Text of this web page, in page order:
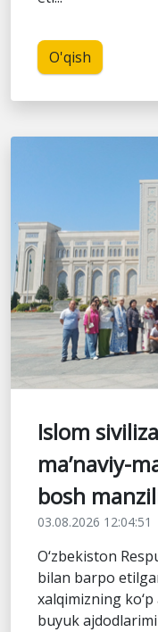
O'qish
Islom
ma’naviy-
bosh
03.08.2026 12:04:51
O‘zbekiston
bilan barpo
xalqimizning
buyuk